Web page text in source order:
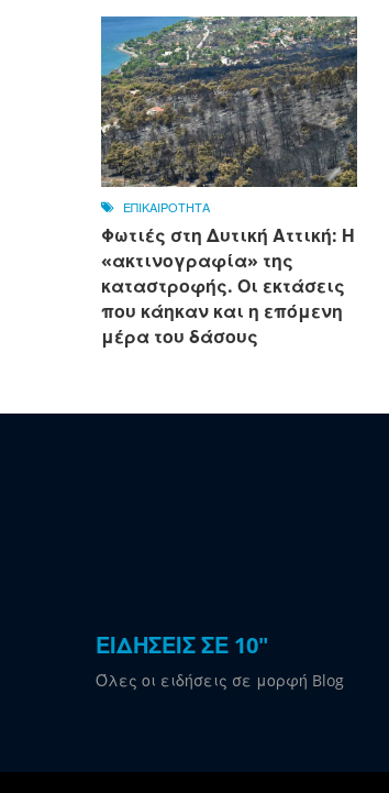
ΕΠΙΚΑΙΡΟΤΗΤΑ
Φωτιές στη Δυτική Αττική: Η
«ακτινογραφία» της
καταστροφής. Οι εκτάσεις
που κάηκαν και η επόμενη
μέρα του δάσους
ΕΙΔΗΣΕΙΣ ΣΕ 10"
Όλες οι ειδήσεις σε μορφή Blog